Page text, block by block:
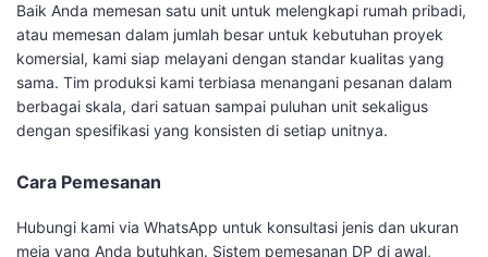
Baik Anda memesan satu unit untuk melengkapi rumah pribadi,
atau memesan dalam jumlah besar untuk kebutuhan proyek
komersial, kami siap melayani dengan standar kualitas yang
sama. Tim produksi kami terbiasa menangani pesanan dalam
berbagai skala, dari satuan sampai puluhan unit sekaligus
dengan spesifikasi yang konsisten di setiap unitnya.
Cara Pemesanan
Hubungi kami via WhatsApp untuk konsultasi jenis dan ukuran
meja yang Anda butuhkan. Sistem pemesanan DP di awal,